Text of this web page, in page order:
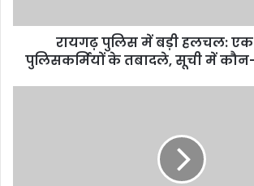
रायगढ़ पुलिस में बड़ी हलचल:
पुलिसकर्मियों के तबादले, सूची में